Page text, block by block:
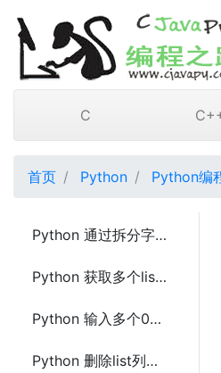
C
首页 Python Python编
Python 通过拆分字典的key创建嵌套字典的方法及示例代码
Python 获取多个list数组的交集的方法
Python 输入多个0和1返回不同的二制数可能的排列数的方法及示例代码
Python 删除list列表中出现的任何空列表的方法